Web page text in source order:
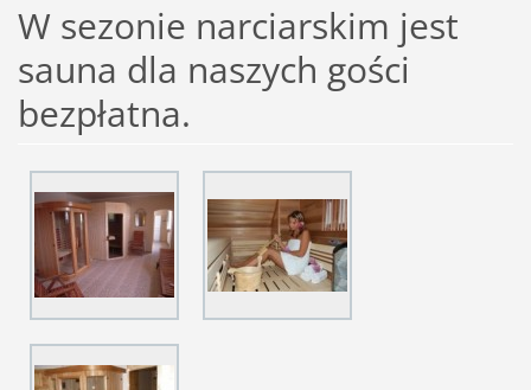
W sezonie narciarskim jest
sauna dla naszych gości
bezpłatna.